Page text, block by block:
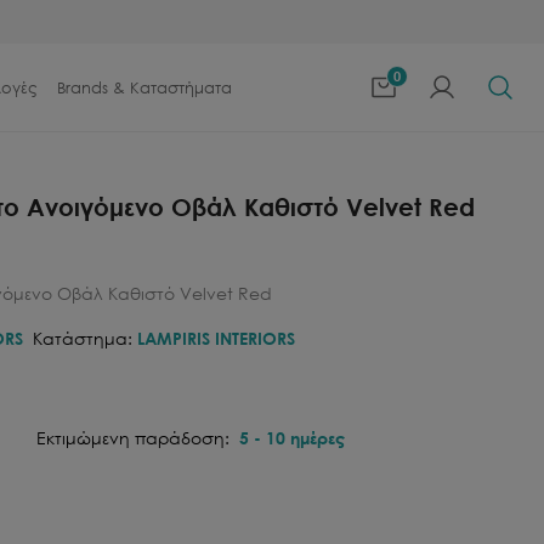
Brands & Καταστήματα
0
Ανοιγόμενο Οβάλ Καθιστό Velvet Red
Οβάλ Καθιστό Velvet Red
Κατάστημα: LAMPIRIS INTERIORS
Εκτιμώμενη παράδοση: 5 - 10 ημέρες